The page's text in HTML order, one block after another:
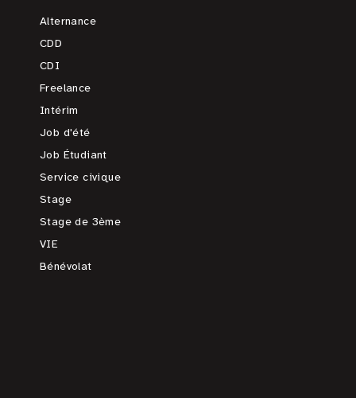
Alternance
CDD
CDI
Freelance
Intérim
Job d'été
Job Étudiant
Service civique
Stage
Stage de 3ème
VIE
Bénévolat